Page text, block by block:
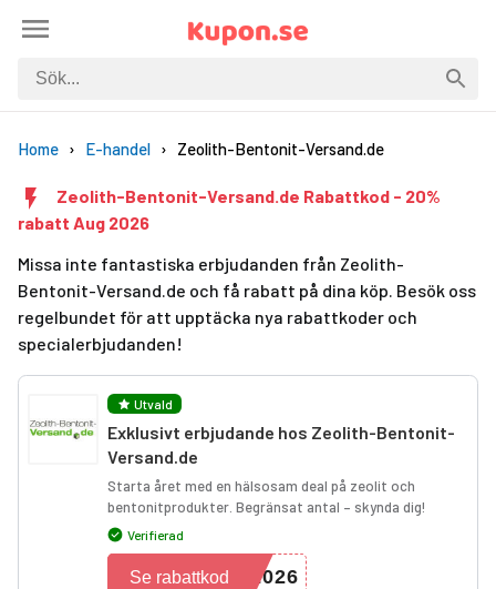
Home E-handel Zeolith-Bentonit-Versand.de
Zeolith-Bentonit-Versand.de Rabattkod - 20%
rabatt Aug 2026
Missa inte fantastiska erbjudanden från Zeolith-
Bentonit-Versand.de och få rabatt på dina köp. Besök oss
regelbundet för att upptäcka nya rabattkoder och
specialerbjudanden!
Utvald
Exklusivt erbjudande hos Zeolith-Bentonit-
Versand.de
Starta året med en hälsosam deal på zeolit och
bentonitprodukter. Begränsat antal – skynda dig!
Verifierad
2026
Se rabattkod